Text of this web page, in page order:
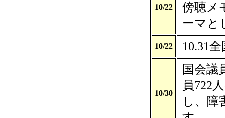
10/22
傍聴メ
ーマと
10/22 10.31
10/30
国会議
員722
し、障